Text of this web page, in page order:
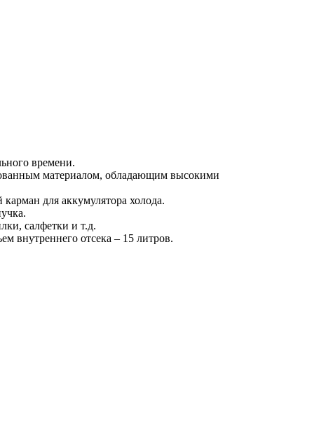
времени.
материалом, обладающим высокими
для аккумулятора холода.
салфетки и т.д.
внутреннего отсека – 15 литров.